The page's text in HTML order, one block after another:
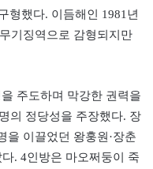
형했다. 이듬해인 1981년
기징역으로 감형되지만
주도하며 막강한 권력을
의 정당성을 주장했다. 장
을 이끌었던 왕훙원·장춘
. 4인방은 마오쩌둥이 죽